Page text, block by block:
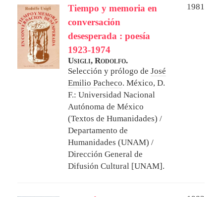
Tiempo y memoria en
conversación
desesperada : poesía
1923-1974
1981
Usigli, Rodolfo.
Selección y prólogo de José
Emilio Pacheco. México, D.
F.: Universidad Nacional
Autónoma de México
(Textos de Humanidades) /
Departamento de
Humanidades (UNAM) /
Dirección General de
Difusión Cultural [UNAM].